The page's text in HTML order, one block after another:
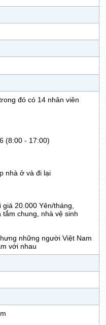
đó có 14 nhân viên
(8:00 - 17:00)
nhà ở và đi lại
20.000 Yên/tháng,
chung, nhà vệ sinh
những người Việt Nam
với nhau